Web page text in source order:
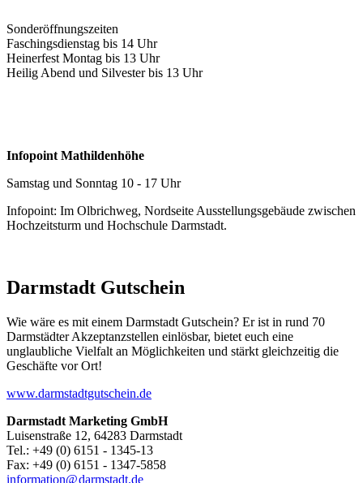
Sonderöffnungszeiten
Faschingsdienstag bis 14 Uhr
Heinerfest Montag bis 13 Uhr
Heilig Abend und Silvester bis 13 Uhr
Infopoint Mathildenhöhe
Samstag und Sonntag 10 - 17 Uhr
Infopoint: Im Olbrichweg, Nordseite Ausstellungsgebäude zwischen
Hochzeitsturm und Hochschule Darmstadt.
Darmstadt Gutschein
Wie wäre es mit einem Darmstadt Gutschein? Er ist in rund 70
Darmstädter Akzeptanzstellen einlösbar, bietet euch eine
unglaubliche Vielfalt an Möglichkeiten und stärkt gleichzeitig die
Geschäfte vor Ort!
www.darmstadtgutschein.de
Darmstadt Marketing GmbH
Luisenstraße 12, 64283 Darmstadt
Tel.: +49 (0) 6151 - 1345-13
Fax: +49 (0) 6151 - 1347-5858
information@darmstadt.de